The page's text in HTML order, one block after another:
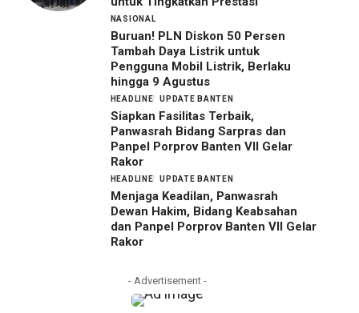
NASIONAL
Buruan! PLN Diskon 50 Persen
Tambah Daya Listrik untuk
Pengguna Mobil Listrik, Berlaku
hingga 9 Agustus
HEADLINE UPDATE BANTEN
Siapkan Fasilitas Terbaik,
Panwasrah Bidang Sarpras dan
Panpel Porprov Banten VII Gelar
Rakor
HEADLINE UPDATE BANTEN
Menjaga Keadilan, Panwasrah
Dewan Hakim, Bidang Keabsahan
dan Panpel Porprov Banten VII Gelar
Rakor
- Advertisement -